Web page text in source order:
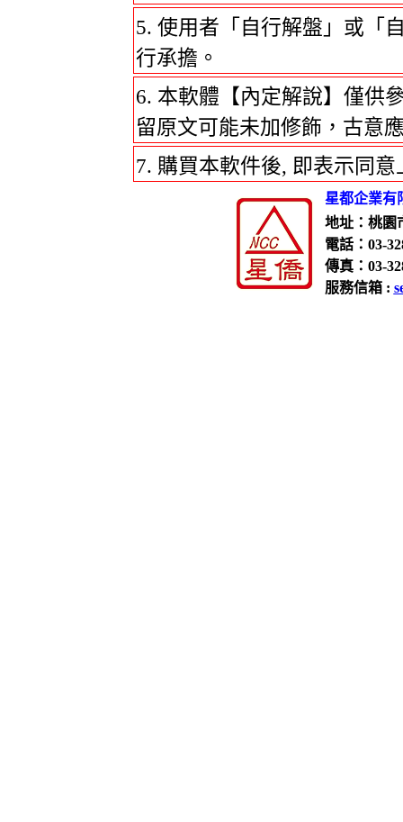
使用者「自行解盤」或「
行承擔。
本軟體【內定解說】僅供
留原文可能未加修飾，古意
購買本軟件後, 即表示同
星都企業有
地址：桃園
電話：03-
傳真：03-
服務信箱 :